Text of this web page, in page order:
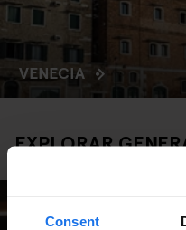
Consent
VENECIA
EXPLORAR